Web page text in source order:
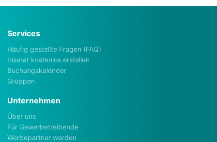
Services
Häufig gestellte Fragen (FAQ)
Inserat kostenlos erstellen
Buchungskalender
Gruppen
Unternehmen
Über uns
Für Gewerbetreibende
Werbepartner werden